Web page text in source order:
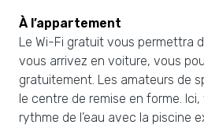
À l’appartement
Le Wi-Fi gratuit vous permettra
vous arrivez en voiture, vous
gratuitement. Les amateurs de
le centre de remise en forme.
rythme de l’eau avec la piscine